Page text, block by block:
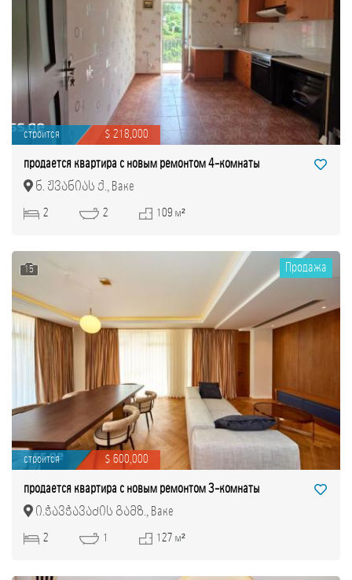
строится $ 218,000
продается квартира с новым ремонтом 4-комнаты
ნ. ჟვანიას ქ., Ваке
2 2 109 м²
15 Продажа
строится $ 600,000
продается квартира с новым ремонтом 3-комнаты
ი.ჭავჭავაძის გამზ., Ваке
2 1 127 м²